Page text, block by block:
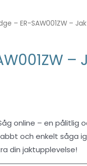
– ER-SAW001ZW –
–
Såg online – en
och enkelt såga
din jaktupplevelse!